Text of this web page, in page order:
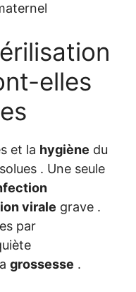
elles
et la hygiène du
. Une seule
virale grave .
par
grossesse .